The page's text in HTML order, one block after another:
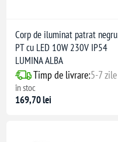
Corp de iluminat patrat negru
PT cu LED 10W 230V IP54
LUMINA ALBA
Timp de livrare:5-7 zile
în stoc
169,70 lei